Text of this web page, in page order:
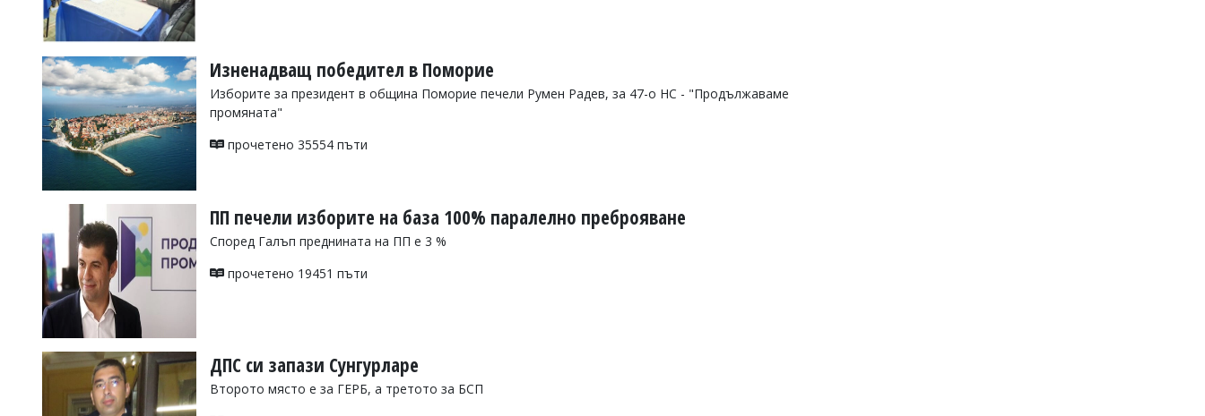
редактор:
office@flagman.bg
Коментарите
статиите
редакцията
отговорност
откриете
обиден
Изненадващ победител в Поморие
Изборите за президент в община Поморие печели Румен Радев, за 47-о НС - "Продължаваме
промяната"
прочетено 35554 пъти
ПП печели изборите на база 100% паралелно преброяване
Според Галъп преднината на ПП е 3 %
прочетено 19451 пъти
ДПС си запази Сунгурларе
Второто място е за ГЕРБ, а третото за БСП